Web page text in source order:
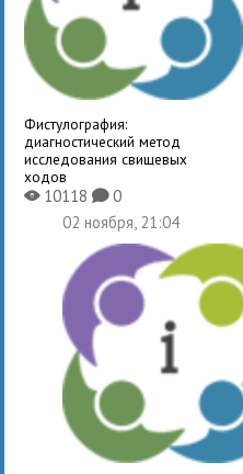
Фистулография:
диагностический метод
исследования свищевых
ходов
X10118K0
02 ноября, 21:04